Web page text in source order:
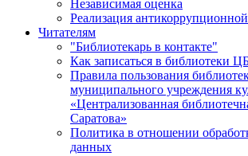
Независимая оценка
Реализация
Читателям
"Библиотекарь в контакте"
Как записаться в библиотеки
Правила пользования
муниципального учреждения
«Централизованная
Саратова»
Политика в отношении
данных